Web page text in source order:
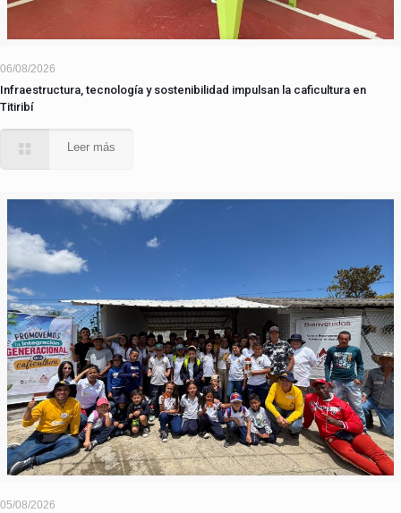
06/08/2026
Infraestructura, tecnología y sostenibilidad impulsan la caficultura en
Titiribí
Leer más
05/08/2026